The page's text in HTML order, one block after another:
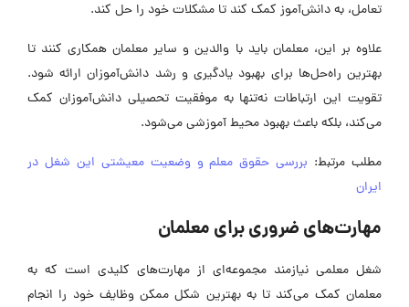
تعامل، به دانش‌آموز کمک کند تا مشکلات خود را حل کند.
علاوه بر این، معلمان باید با والدین و سایر معلمان همکاری کنند تا
بهترین راه‌حل‌ها برای بهبود یادگیری و رشد دانش‌آموزان ارائه شود.
تقویت این ارتباطات نه‌تنها به موفقیت تحصیلی دانش‌آموزان کمک
می‌کند، بلکه باعث بهبود محیط آموزشی می‌شود.
مطلب مرتبط: بررسی حقوق معلم و وضعیت معیشتی این شغل در
ایران
مهارت‌های ضروری برای معلمان
شغل معلمی نیازمند مجموعه‌ای از مهارت‌های کلیدی است که به
معلمان کمک می‌کند تا به بهترین شکل ممکن وظایف خود را انجام